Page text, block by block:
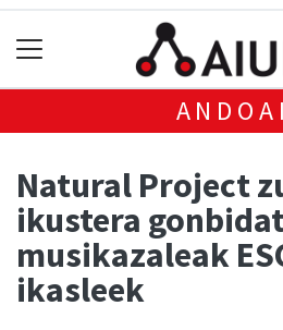
Natural Project
ikustera
musikazaleak
ikasleek